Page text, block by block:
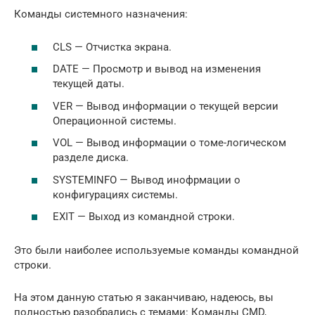
Команды системного назначения:
CLS — Отчистка экрана.
DATE — Просмотр и вывод на изменения
текущей даты.
VER — Вывод информации о текущей версии
Операционной системы.
VOL — Вывод информации о томе-логическом
разделе диска.
SYSTEMINFO — Вывод инофрмации о
конфигурациях системы.
EXIT — Выход из командной строки.
Это были наиболее используемые команды командной
строки.
На этом данную статью я заканчиваю, надеюсь, вы
полностью разобрались с темами: Команды CMD,